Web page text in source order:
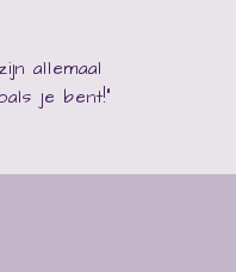
allemaal
je bent!"